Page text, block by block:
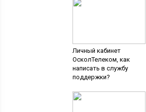
Личный кабинет
ОсколТелеком, как
написать в службу
поддержки?